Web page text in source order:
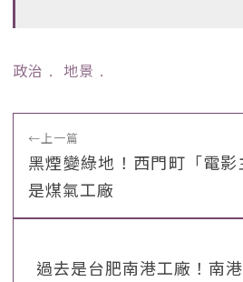
政治 ﹒ 地景 ﹒
←上一篇
黑煙變綠地！西門町「電
是煤氣工廠
過去是台肥南港工廠！南